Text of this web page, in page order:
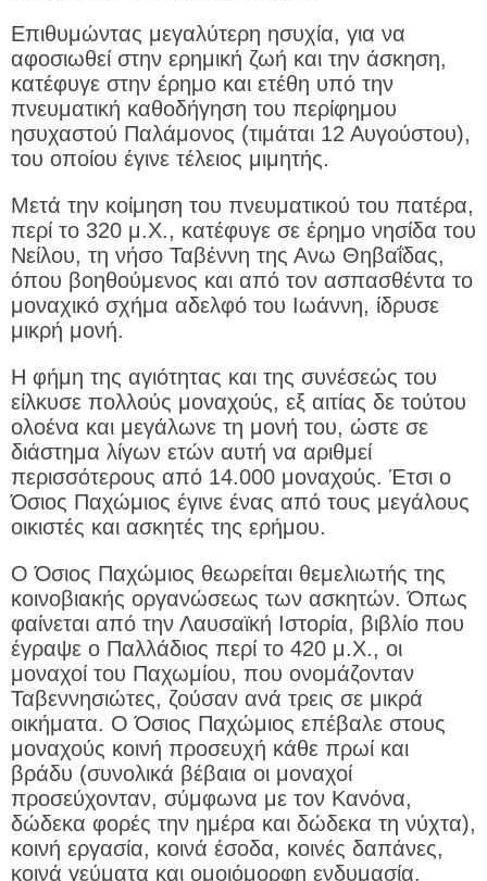
Επιθυμώντας μεγαλύτερη ησυχία, για να
αφοσιωθεί στην ερημική ζωή και την άσκηση,
κατέφυγε στην έρημο και ετέθη υπό την
πνευματική καθοδήγηση του περίφημου
ησυχαστού Παλάμονος (τιμάται 12 Αυγούστου),
του οποίου έγινε τέλειος μιμητής.
Μετά την κοίμηση του πνευματικού του πατέρα,
περί το 320 μ.Χ., κατέφυγε σε έρημο νησίδα του
Νείλου, τη νήσο Ταβέννη της Ανω Θηβαΐδας,
όπου βοηθούμενος και από τον ασπασθέντα το
μοναχικό σχήμα αδελφό του Ιωάννη, ίδρυσε
μικρή μονή.
Η φήμη της αγιότητας και της συνέσεώς του
είλκυσε πολλούς μοναχούς, εξ αιτίας δε τούτου
ολοένα και μεγάλωνε τη μονή του, ώστε σε
διάστημα λίγων ετών αυτή να αριθμεί
περισσότερους από 14.000 μοναχούς. Έτσι ο
Όσιος Παχώμιος έγινε ένας από τους μεγάλους
οικιστές και ασκητές της ερήμου.
Ο Όσιος Παχώμιος θεωρείται θεμελιωτής της
κοινοβιακής οργανώσεως των ασκητών. Όπως
φαίνεται από την Λαυσαϊκή Ιστορία, βιβλίο που
έγραψε ο Παλλάδιος περί το 420 μ.Χ., οι
μοναχοί του Παχωμίου, που ονομάζονταν
Ταβεννησιώτες, ζούσαν ανά τρεις σε μικρά
οικήματα. Ο Όσιος Παχώμιος επέβαλε στους
μοναχούς κοινή προσευχή κάθε πρωί και
βράδυ (συνολικά βέβαια οι μοναχοί
προσεύχονταν, σύμφωνα με τον Κανόνα,
δώδεκα φορές την ημέρα και δώδεκα τη νύχτα),
κοινή εργασία, κοινά έσοδα, κοινές δαπάνες,
κοινά γεύματα και ομοιόμορφη ενδυμασία.